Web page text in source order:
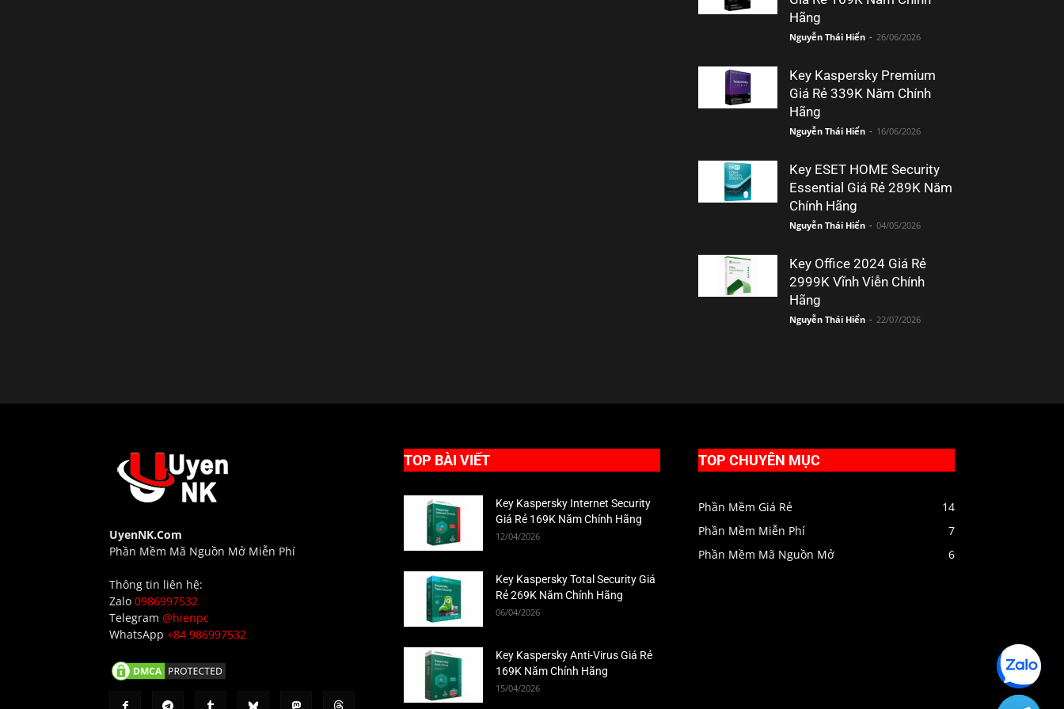
Hãng
Nguyễn Thái Hiển - 26/06/2026
Key Kaspersky Premium
Giá Rẻ 339K Năm Chính
Hãng
Nguyễn Thái Hiển - 16/06/2026
Key ESET HOME Security
Essential Giá Rẻ 289K Năm
Chính Hãng
Nguyễn Thái Hiển - 04/05/2026
Key Office 2024 Giá Rẻ
2999K Vĩnh Viễn Chính
Hãng
Nguyễn Thái Hiển - 22/07/2026
UyenNK.Com
Phần Mềm Mã Nguồn Mở Miễn Phí
Thông tin liên hệ:
Zalo 0986997532
Telegram @hienpc
WhatsApp +84 986997532
TOP BÀI VIẾT
Key Kaspersky Internet Security
Giá Rẻ 169K Năm Chính Hãng
12/04/2026
Key Kaspersky Total Security Giá
Rẻ 269K Năm Chính Hãng
06/04/2026
Key Kaspersky Anti-Virus Giá Rẻ
169K Năm Chính Hãng
15/04/2026
TOP CHUYÊN MỤC
Phần Mềm Giá Rẻ
14
Phần Mềm Miễn Phí
7
Phần Mềm Mã Nguồn Mở
6
Zalo
HIENPC